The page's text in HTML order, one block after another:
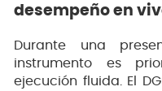
desempeño en
Durante una
instrumento es
ejecución fluida. El